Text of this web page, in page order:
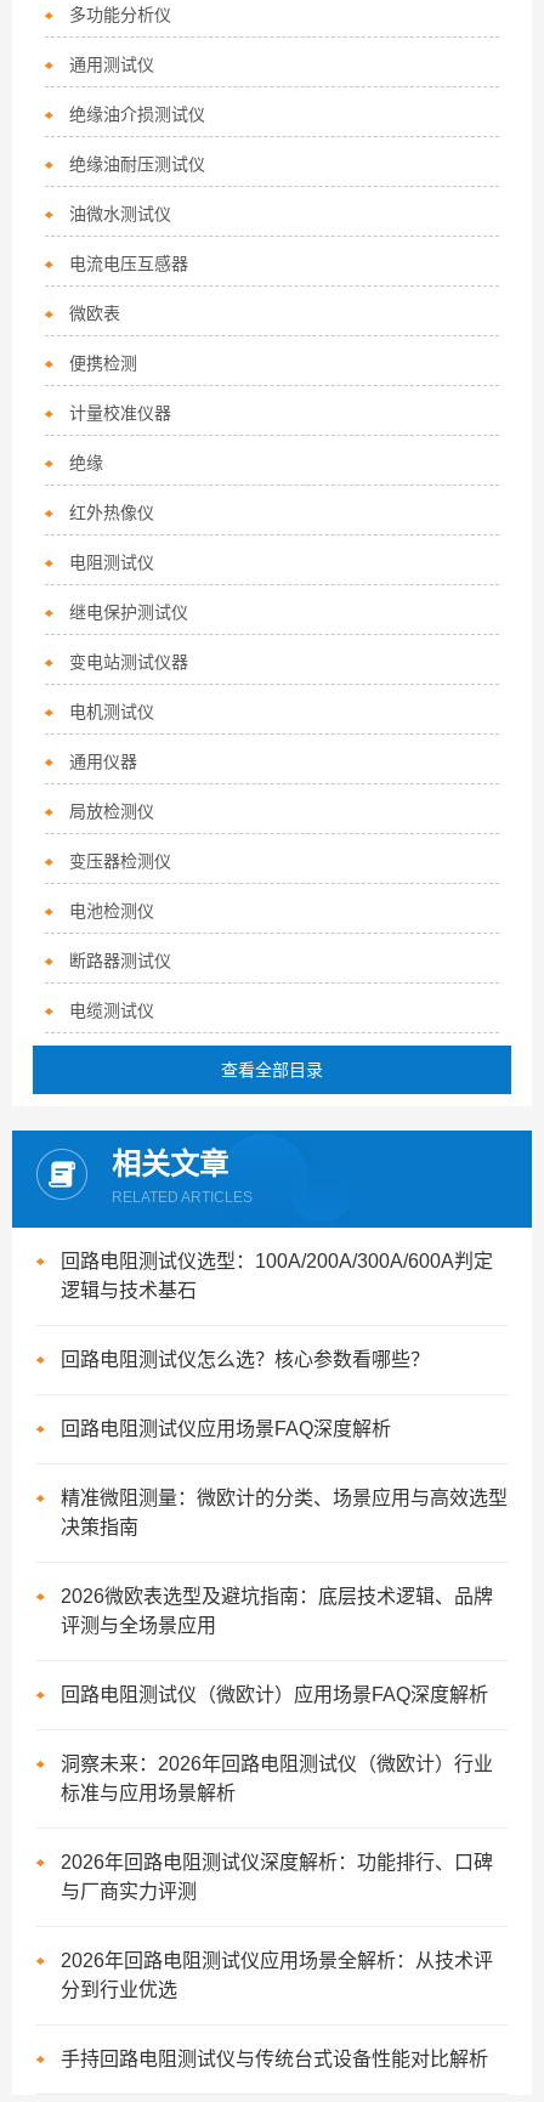
多功能分析仪
通用测试仪
绝缘油介损测试仪
绝缘油耐压测试仪
油微水测试仪
电流电压互感器
微欧表
便携检测
计量校准仪器
绝缘
红外热像仪
电阻测试仪
继电保护测试仪
变电站测试仪器
电机测试仪
通用仪器
局放检测仪
变压器检测仪
电池检测仪
断路器测试仪
电缆测试仪
查看全部目录
相关文章
RELATED ARTICLES
回路电阻测试仪选型：100A/200A/300A/600A判定
逻辑与技术基石
回路电阻测试仪怎么选？核心参数看哪些？
回路电阻测试仪应用场景FAQ深度解析
精准微阻测量：微欧计的分类、场景应用与高效选型
决策指南
2026微欧表选型及避坑指南：底层技术逻辑、品牌
评测与全场景应用
回路电阻测试仪（微欧计）应用场景FAQ深度解析
洞察未来：2026年回路电阻测试仪（微欧计）行业
标准与应用场景解析
2026年回路电阻测试仪深度解析：功能排行、口碑
与厂商实力评测
2026年回路电阻测试仪应用场景全解析：从技术评
分到行业优选
手持回路电阻测试仪与传统台式设备性能对比解析